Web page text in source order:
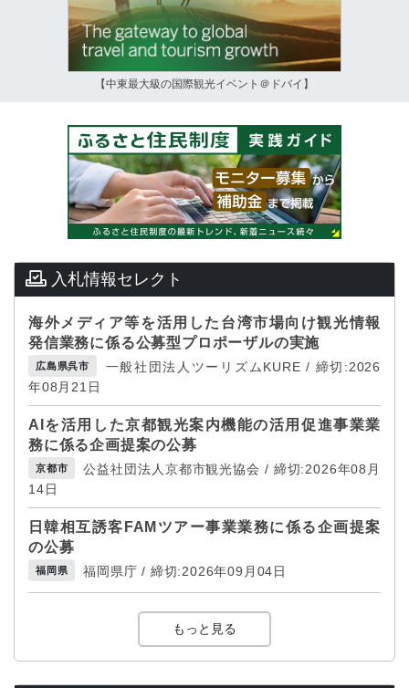
【中東最大級の国際観光イベント＠ドバイ】
入札情報セレクト
海外メディア等を活用した台湾市場向け観光情報
発信業務に係る公募型プロポーザルの実施
広島県呉市
一般社団法人ツーリズムKURE / 締切:2026
年08月21日
AIを活用した京都観光案内機能の活用促進事業業
務に係る企画提案の公募
京都市
公益社団法人京都市観光協会 / 締切:2026年08月
14日
日韓相互誘客FAMツアー事業業務に係る企画提案
の公募
福岡県 福岡県庁 / 締切:2026年09月04日
もっと見る